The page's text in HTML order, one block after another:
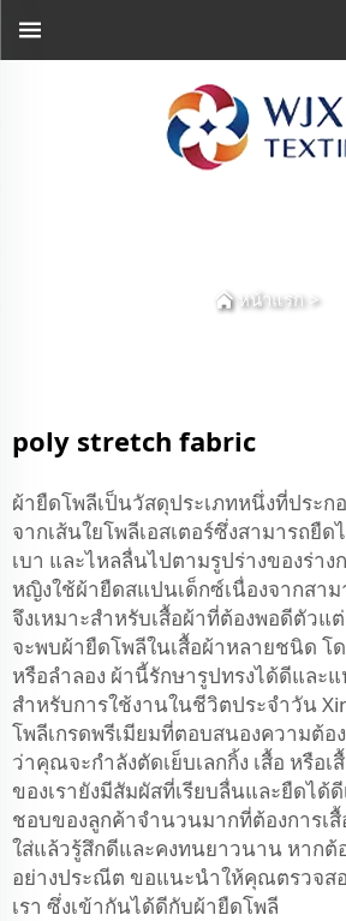
หน้าแรก>
poly stretch fabric
ผ้ายืดโพลีเป็นวัสดุประเภทหนึ่งที่ประ
จากเส้นใยโพลีเอสเตอร์ซึ่งสามารถยื
เบา และไหลลื่นไปตามรูปร่างของร่า
หญิงใช้ผ้ายืดสแปนเด็กซ์เนื่องจากสา
จึงเหมาะสำหรับเสื้อผ้าที่ต้องพอดีตัว
จะพบผ้ายืดโพลีในเสื้อผ้าหลายชนิด โ
หรือลำลอง ผ้านี้รักษารูปทรงได้ดีและแ
สำหรับการใช้งานในชีวิตประจำวัน
โพลีเกรดพรีเมียมที่ตอบสนองความต้อ
ว่าคุณจะกำลังตัดเย็บเลกกิ้ง เสื้อ หรือ
ของเรายังมีสัมผัสที่เรียบลื่นและยืดได้
ชอบของลูกค้าจำนวนมากที่ต้องการเ
ใส่แล้วรู้สึกดีและคงทนยาวนาน หากต้
อย่างประณีต ขอแนะนำให้คุณตรวจส
เรา ซึ่งเข้ากันได้ดีกับผ้ายืดโพลี